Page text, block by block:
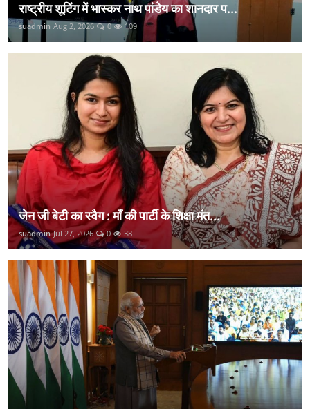
राष्ट्रीय शूटिंग में भास्कर नाथ पांडेय का शानदार प...
suadmin Aug 2, 2026 0 109
जेन जी बेटी का स्वैग : माँ की पार्टी के शिक्षा मंत...
suadmin Jul 27, 2026 0 38